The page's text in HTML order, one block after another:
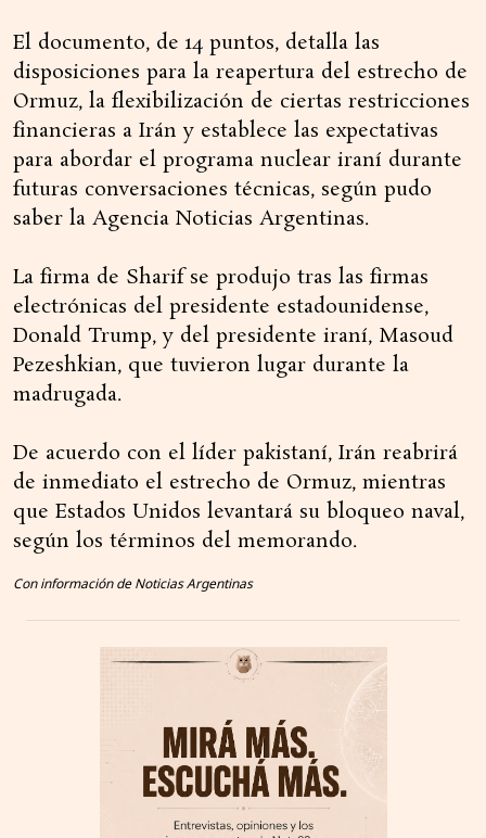
El documento, de 14 puntos, detalla las
disposiciones para la reapertura del estrecho de
Ormuz, la flexibilización de ciertas restricciones
financieras a Irán y establece las expectativas
para abordar el programa nuclear iraní durante
futuras conversaciones técnicas, según pudo
saber la Agencia Noticias Argentinas.
La firma de Sharif se produjo tras las firmas
electrónicas del presidente estadounidense,
Donald Trump, y del presidente iraní, Masoud
Pezeshkian, que tuvieron lugar durante la
madrugada.
De acuerdo con el líder pakistaní, Irán reabrirá
de inmediato el estrecho de Ormuz, mientras
que Estados Unidos levantará su bloqueo naval,
según los términos del memorando.
Con información de Noticias Argentinas